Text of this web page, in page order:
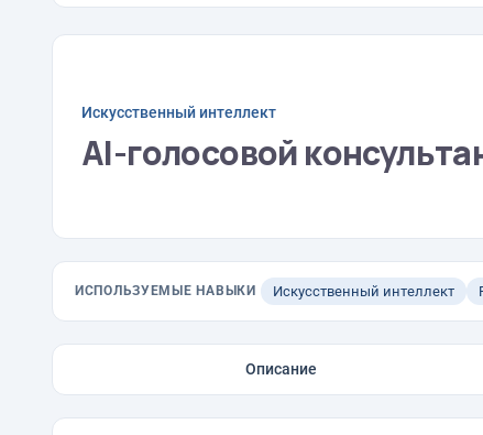
Искусственный интеллект
AI-голосовой
ИСПОЛЬЗУЕМЫЕ НАВЫКИ Искусственный интеллект
Описание